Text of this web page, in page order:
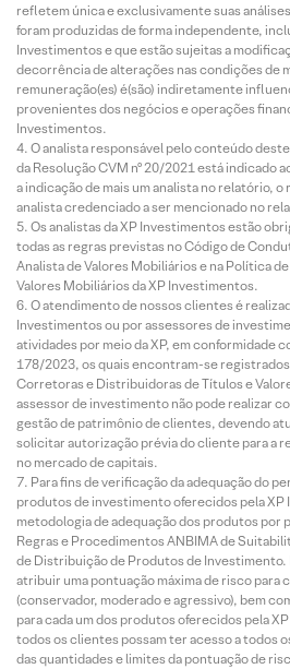
refletem única e exclusivamente suas
foram produzidas de forma independente,
Investimentos e que estão sujeitas a
decorrência de alterações nas condições de
remuneração(es) é(são) indiretamente
provenientes dos negócios e operações
Investimentos.
O analista responsável pelo conteúdo
da Resolução CVM nº 20/2021 está indicado
a indicação de mais um analista no relatório,
analista credenciado a ser mencionado no
Os analistas da XP Investimentos estão
todas as regras previstas no Código de
Analista de Valores Mobiliários e na Política
Valores Mobiliários da XP Investimentos.
O atendimento de nossos clientes é
Investimentos ou por assessores de
atividades por meio da XP, em conformidade
178/2023, os quais encontram-se
Corretoras e Distribuidoras de Títulos e
assessor de investimento não pode realizar
gestão de patrimônio de clientes, devendo
solicitar autorização prévia do cliente para a
no mercado de capitais.
Para fins de verificação da adequação do
produtos de investimento oferecidos pela
metodologia de adequação dos produtos por
Regras e Procedimentos ANBIMA de
de Distribuição de Produtos de
atribuir uma pontuação máxima de risco para
(conservador, moderado e agressivo), bem
para cada um dos produtos oferecidos pela
todos os clientes possam ter acesso a todos
das quantidades e limites da pontuação de